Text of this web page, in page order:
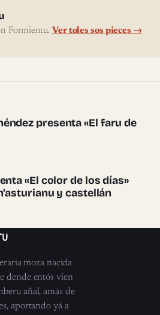
Formientu. Ver toles sos pieces →
pieces
presenta «El faru de
«El color de los días»
y castellán
moza nacida
dende entós vien
añal, amás de
aportando yá a